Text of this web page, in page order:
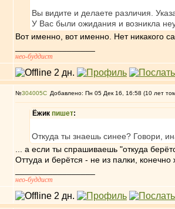
Вы видите и делаете различия.
У Вас были ожидания и возникла
Вот именно, вот именно. Нет никакого
нео-буддист
№304005 Добавлено: Пн 05 Дек 16, 16:58 (10 лет
Ёжик пишет:
Откуда ты знаешь синее? Говори,
... а если ты спрашиваешь "откуда
Оттуда и берётся - не из палки,
нео-буддист